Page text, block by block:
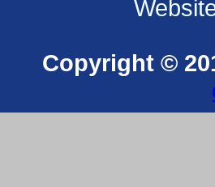
Copyright ©